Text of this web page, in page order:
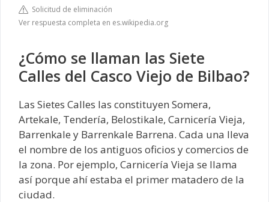
Solicitud de eliminación
Ver respuesta completa en es.wikipedia.org
¿Cómo se llaman las Siete
Calles del Casco Viejo de Bilbao?
Las Sietes Calles las constituyen Somera,
Artekale, Tendería, Belostikale, Carnicería Vieja,
Barrenkale y Barrenkale Barrena. Cada una lleva
el nombre de los antiguos oficios y comercios de
la zona. Por ejemplo, Carnicería Vieja se llama
así porque ahí estaba el primer matadero de la
ciudad.